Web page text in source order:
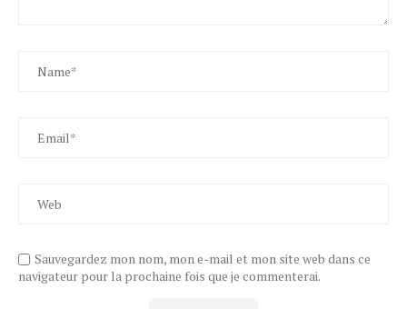
Sauvegardez mon nom, mon e-mail et mon site web dans ce
navigateur pour la prochaine fois que je commenterai.